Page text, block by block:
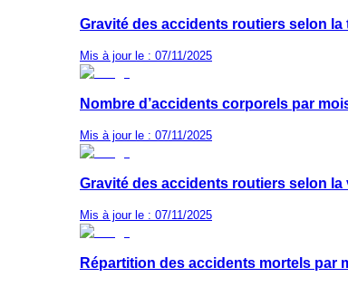
Gravité des accidents routiers selon
Mis à jour le : 07/11/2025
Nombre d’accidents corporels par
Mis à jour le : 07/11/2025
Gravité des accidents routiers selon
Mis à jour le : 07/11/2025
Répartition des accidents mortels par